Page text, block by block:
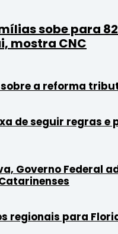
sobe para
mostra CNC
a reforma
de seguir regras e
Governo Federal
regionais para